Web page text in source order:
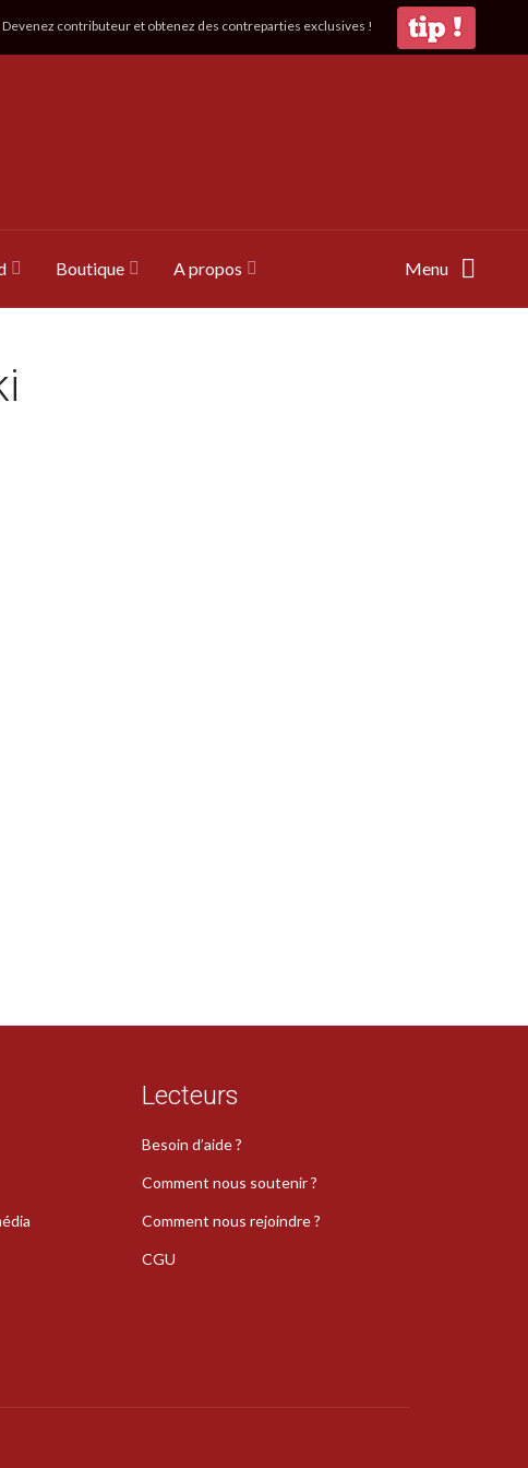
Devenez contributeur et obtenez des contreparties exclusives !
Boutique A propos Menu
Lecteurs
Besoin d’aide ?
Comment nous soutenir ?
Comment nous rejoindre ?
CGU